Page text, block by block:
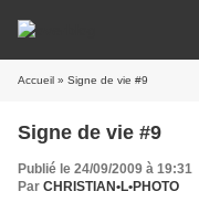
Accueil » Signe de vie #9
Signe de vie #9
Publié le 24/09/2009 à 19:31
Par CHRISTIAN•L•PHOTO